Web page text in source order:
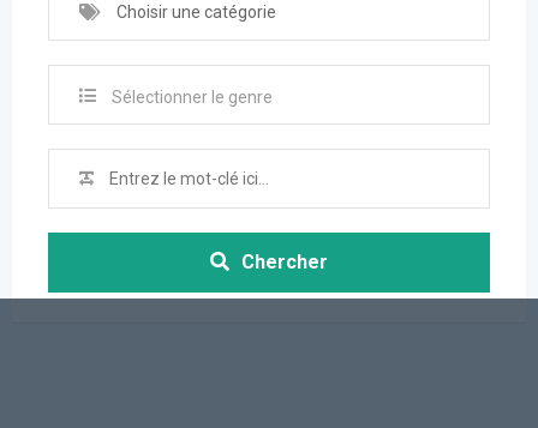
Choisir une catégorie
Sélectionner le genre
Chercher